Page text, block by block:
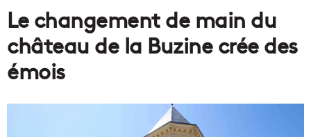
Le changement de main du
château de la Buzine crée des
émois